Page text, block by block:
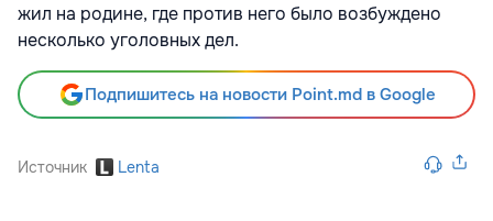
жил на родине, где против него было возбуждено
несколько уголовных дел.
Подпишитесь на новости Point.md в Google
Источник Lenta